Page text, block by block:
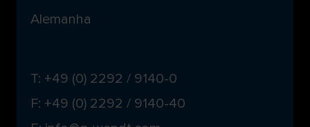
Alemanha
T: +49 (0) 2292 / 9140-0
F: +49 (0) 2292 / 9140-40